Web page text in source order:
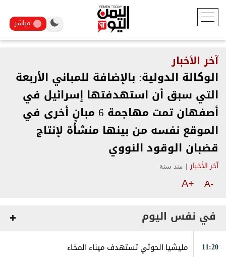
مباشر
آخر الأخبار
الوكالة الدولية: بالإضافة للمباني الأربعة
التي سبق أن استهدفتها إسرائيل في
أصفهان تمت مهاجمة 6 مبانٍ أخرى في
الموقع نفسه من بينها منشأة لإنتاج
قضبان الوقود النووي
آخر الأخبار | منذ سنة
A-
A+
في نفس اليوم
11:20 مليشيا الحوثي تستهدف ميناء المخاء